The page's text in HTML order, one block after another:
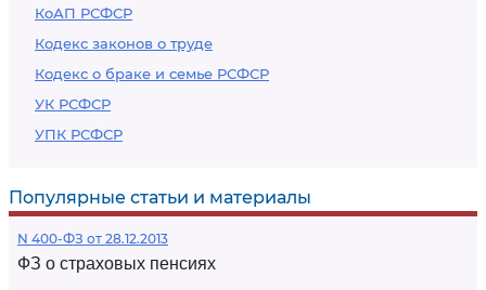
КоАП РСФСР
Кодекс законов о труде
Кодекс о браке и семье РСФСР
УК РСФСР
УПК РСФСР
Популярные статьи и материалы
N 400-ФЗ от 28.12.2013
ФЗ о страховых пенсиях